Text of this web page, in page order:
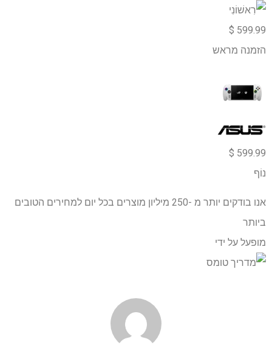
599.99 $
הזמנה מראש
599.99 $
נוֹף
אנו בודקים יותר מ -250 מיליון מוצרים בכל יום למחירים הטובים
ביותר
מופעל על ידי